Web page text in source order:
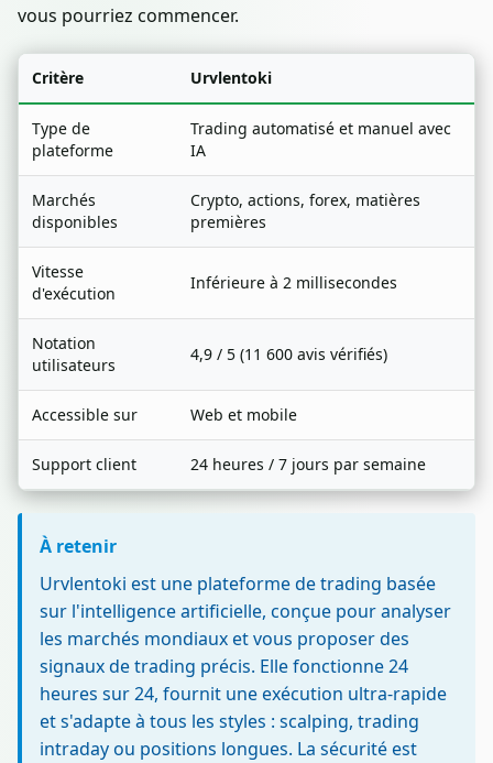
vous pourriez commencer.
Critère Urvlentoki
Type de
plateforme
Trading automatisé et manuel avec
IA
Marchés
disponibles
Crypto, actions, forex, matières
premières
Vitesse
d'exécution
Inférieure à 2 millisecondes
Notation
utilisateurs
4,9 / 5 (11 600 avis vérifiés)
Accessible sur Web et mobile
Support client 24 heures / 7 jours par semaine
À retenir
Urvlentoki est une plateforme de trading basée
sur l'intelligence artificielle, conçue pour analyser
les marchés mondiaux et vous proposer des
signaux de trading précis. Elle fonctionne 24
heures sur 24, fournit une exécution ultra-rapide
et s'adapte à tous les styles : scalping, trading
intraday ou positions longues. La sécurité est